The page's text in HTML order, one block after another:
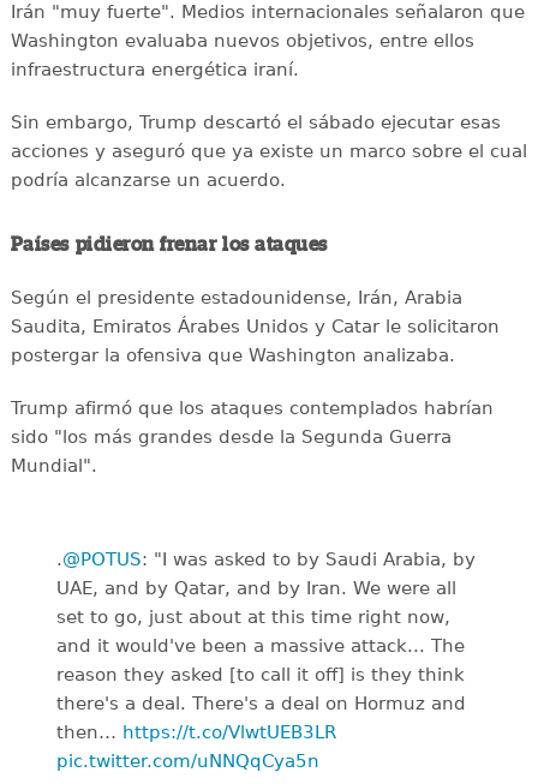
Irán "muy fuerte". Medios internacionales señalaron que
Washington evaluaba nuevos objetivos, entre ellos
infraestructura energética iraní.
Sin embargo, Trump descartó el sábado ejecutar esas
acciones y aseguró que ya existe un marco sobre el cual
podría alcanzarse un acuerdo.
Países pidieron frenar los ataques
Según el presidente estadounidense, Irán, Arabia
Saudita, Emiratos Árabes Unidos y Catar le solicitaron
postergar la ofensiva que Washington analizaba.
Trump afirmó que los ataques contemplados habrían
sido "los más grandes desde la Segunda Guerra
Mundial".
.@POTUS: "I was asked to by Saudi Arabia, by
UAE, and by Qatar, and by Iran. We were all
set to go, just about at this time right now,
and it would've been a massive attack... The
reason they asked [to call it off] is they think
there's a deal. There's a deal on Hormuz and
then… https://t.co/VlwtUEB3LR
pic.twitter.com/uNNQqCya5n